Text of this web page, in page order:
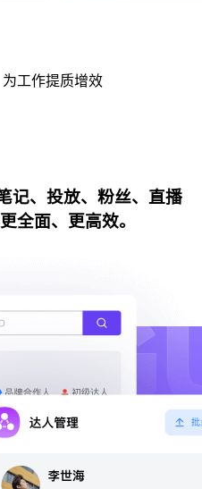
为工作提质增效
记、投放、粉丝、直播
全面、更高效。